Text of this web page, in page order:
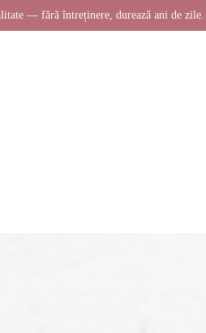
— fără întreținere, durează ani de zile.